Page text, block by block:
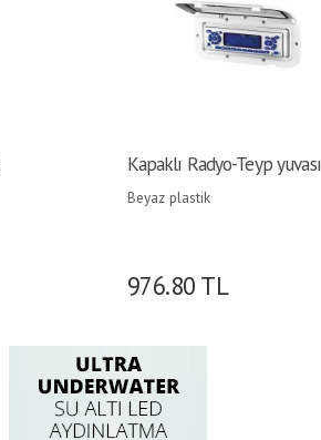
Kapaklı Radyo-Teyp yuvası
Beyaz plastik
976.80 TL